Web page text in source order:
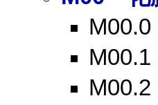
M00.0
M00.1
M00.2